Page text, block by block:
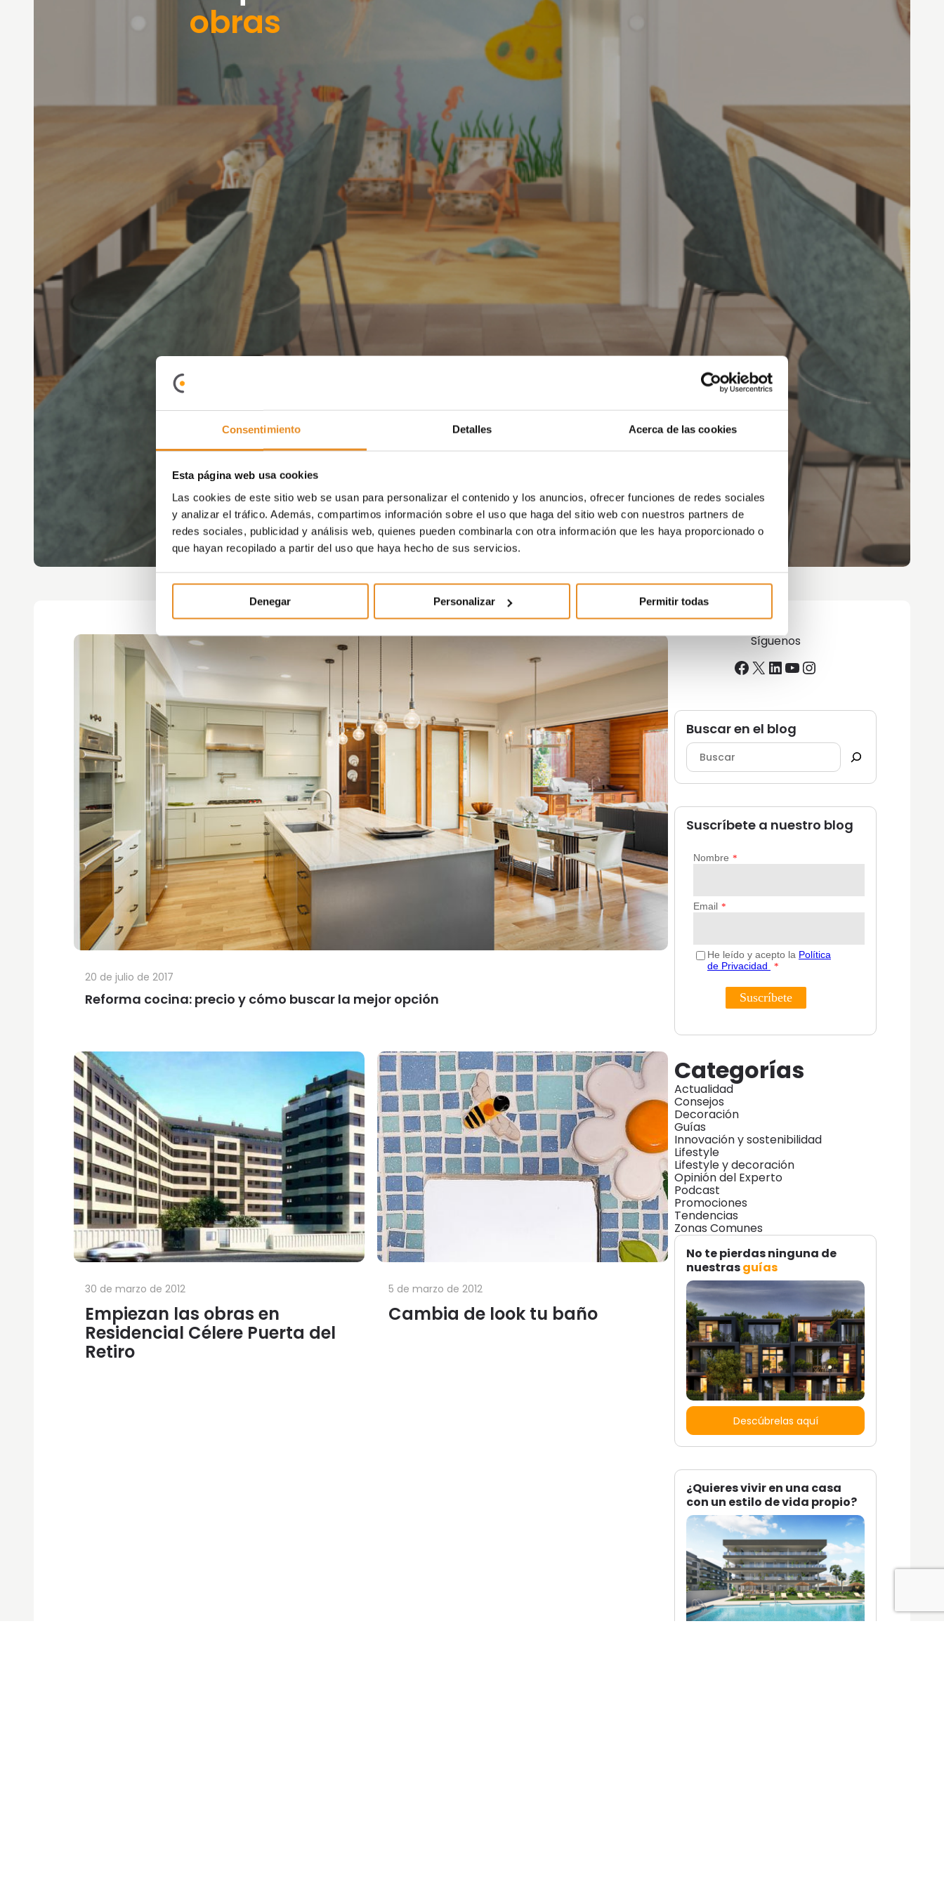
Consentimiento Detalles Acerca de las cookies
Esta página web usa cookies
Las cookies de este sitio web se usan para personalizar el contenido y los anuncios, ofrecer funciones de redes sociales
y analizar el tráfico. Además, compartimos información sobre el uso que haga del sitio web con nuestros partners de
redes sociales, publicidad y análisis web, quienes pueden combinarla con otra información que les haya proporcionado o
que hayan recopilado a partir del uso que haya hecho de sus servicios.
Denegar Personalizar Permitir todas
obras
Reforma cocina: precio y cómo buscar la mejor opción
20 de julio de 2017
Empiezan las obras en
Residencial Célere Puerta del
Retiro
30 de marzo de 2012
Cambia de look tu baño
5 de marzo de 2012
Síguenos
Facebook
X LinkedIn
YouTube
Instagram
Buscar en el blog
Suscríbete a nuestro blog
Categorías
Actualidad
Consejos
Decoración
Guías
Innovación y sostenibilidad
Lifestyle
Lifestyle y decoración
Opinión del Experto
Podcast
Promociones
Tendencias
Zonas Comunes
No te pierdas ninguna de
nuestrasguías
Descúbrelas aquí
¿Quieres vivir en una casa
con un estilo de vida propio?